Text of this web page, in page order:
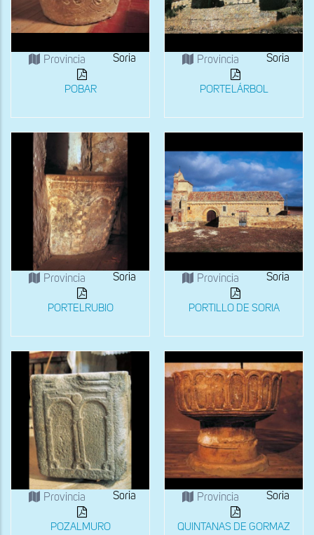
Provincia Soria
POBAR
Provincia Soria
PORTELÁRBOL
Provincia Soria
PORTELRUBIO
Provincia Soria
PORTILLO DE SORIA
Provincia Soria
POZALMURO
Provincia Soria
QUINTANAS DE GORMAZ